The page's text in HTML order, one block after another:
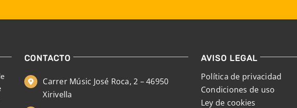
CONTACTO
Carrer Músic José Roca, 2 – 46950
Xirivella
AVISO LEGAL
Política de privacidad
Condiciones de uso
Ley de cookies